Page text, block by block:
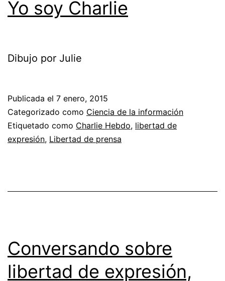
Yo soy Charlie
Dibujo por Julie
Publicada el 7 enero, 2015
Categorizado como Ciencia de la información
Etiquetado como Charlie Hebdo, libertad de
expresión, Libertad de prensa
Conversando sobre
libertad de expresión,